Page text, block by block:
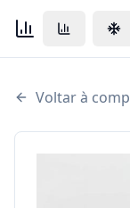
Voltar à